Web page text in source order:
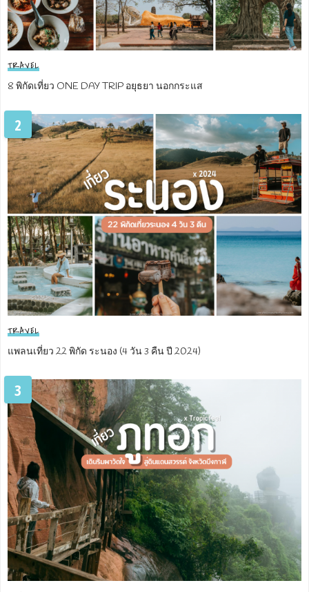
TRAVEL
8 พิกัดเที่ยว ONE DAY TRIP อยุธยา นอกกระแส
2
TRAVEL
แพลนเที่ยว 22 พิกัด ระนอง (4 วัน 3 คืน ปี 2024)
3